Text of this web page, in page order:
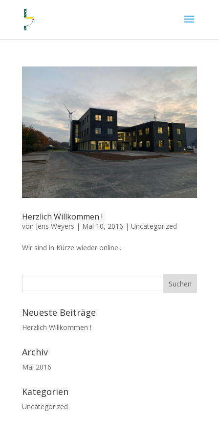
Herzlich Willkommen !
von Jens Weyers | Mai 10, 2016 | Uncategorized
Wir sind in Kürze wieder online...
Neueste Beiträge
Herzlich Willkommen !
Archiv
Mai 2016
Kategorien
Uncategorized